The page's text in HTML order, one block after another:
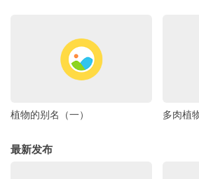
植物的别名（一） 多肉植
最新发布